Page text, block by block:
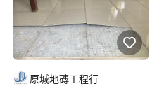
原城地磚工程行